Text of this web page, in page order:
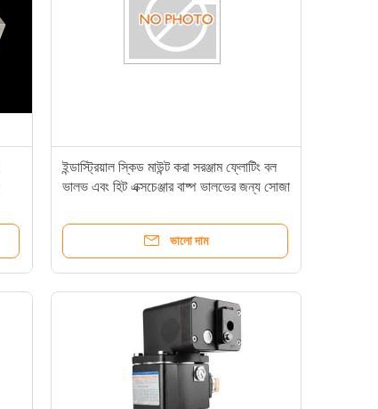
ইন্ডাস্ট্রিয়াল স্কিড মাউন্ট করা সরঞ্জাম ফ্লোটিং বল
ভালভ এবং হিট এক্সচেঞ্জার বাষ্প ভালভের জন্য সোজা
ভালো দাম